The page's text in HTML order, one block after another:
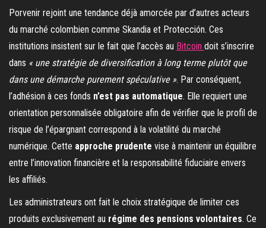
Porvenir rejoint une tendance déjà amorcée par d’autres acteurs
du marché colombien comme Skandia et Protección. Ces
institutions insistent sur le fait que l’accès au Bitcoin doit s’inscrire
dans « une stratégie de diversification à long terme plutôt que
dans une démarche purement spéculative ». Par conséquent,
l’adhésion à ces fonds n’est pas automatique. Elle requiert une
orientation personnalisée obligatoire afin de vérifier que le profil de
risque de l’épargnant correspond à la volatilité du marché
numérique. Cette approche prudente vise à maintenir un équilibre
entre l’innovation financière et la responsabilité fiduciaire envers
les affiliés.
Les administrateurs ont fait le choix stratégique de limiter ces
produits exclusivement au régime des pensions volontaires. Ce